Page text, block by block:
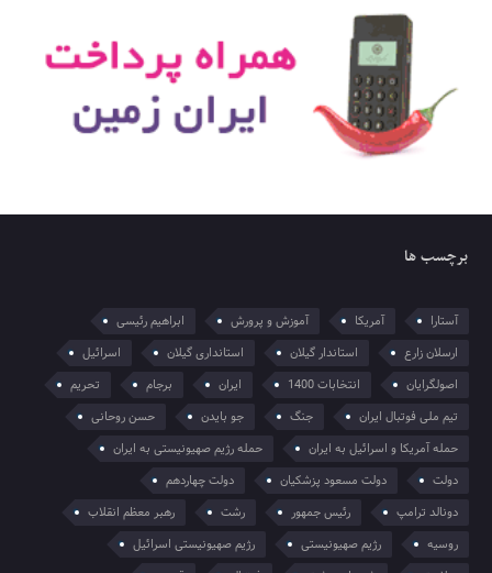
برچسب ها
آستارا آمریکا آموزش و پرورش
ابراهیم رئیسی
ارسلان زارع
استاندار گیلان استانداری گیلان
اسرائیل
اصولگرایان
انتخابات 1400 ایران برجام
تحریم
تیم ملی فوتبال ایران
جنگ جو بایدن
حسن روحانی
حمله آمریکا و اسرائیل به ایران
حمله رژیم صهیونیستی به ایران
دولت
دولت مسعود پزشکیان
دولت چهاردهم
دونالد ترامپ
رئیس جمهور رشت
رهبر معظم انقلاب
روسیه
رژیم صهیونیستی
رژیم صهیونیستی اسرائیل